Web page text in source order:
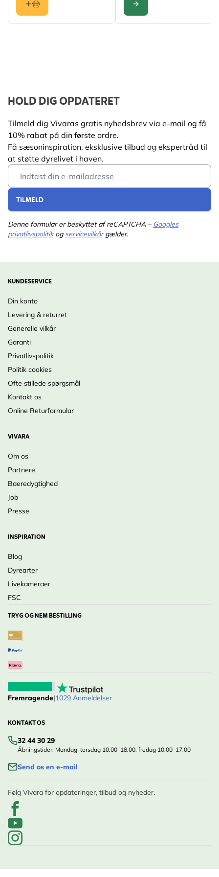
Analytiske
Råprotein 20%, Råfedt
7%, Råfibre 2.5%,
dyreliv
KONFIGURER
HOLD DIG OPDATERET
Tilmeld dig Vivaras gratis nyhedsbrev via e-mail og få
10% rabat på din første ordre.
Få sæsoninspiration, eksklusive tilbud og ekspertråd til
at støtte dyrelivet i haven.
Email Address
TILMELD
Denne formular er beskyttet af reCAPTCHA – Googles
privatlivspolitikog servicevilkårgælder.
KUNDESERVICE
Din konto
Levering & returret
Generelle vilkår
Garanti
Privatlivspolitik
Politik cookies
Ofte stillede spørgsmål
Kontakt os
Online Returformular
VIVARA
Om os
Partnere
Baeredygtighed
Job
Presse
INSPIRATION
Blog
Dyrearter
Livekameraer
FSC
TRYG OG NEM BESTILLING
Fremragende|1029 Anmeldelser
KONTAKT OS
32 44 30 29
Åbningstider: Mandag–torsdag 10.00–18.00, fredag 10.00–17.00
Send os en e-mail
Følg Vivara for opdateringer, tilbud og nyheder.